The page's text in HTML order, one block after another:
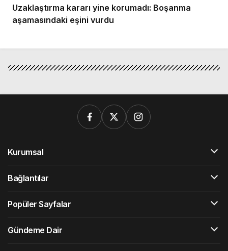
Uzaklaştırma kararı yine korumadı: Boşanma
aşamasındaki eşini vurdu
Kurumsal
Bağlantılar
Popüler Sayfalar
Gündeme Dair